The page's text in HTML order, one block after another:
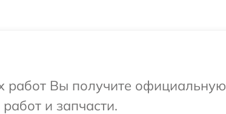
работ Вы получите официальную
и запчасти.